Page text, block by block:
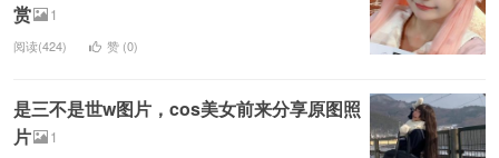
赏
1
阅读(424) 赞 (0)
是三不是世w图片，cos美女前来分享原图照
片
1